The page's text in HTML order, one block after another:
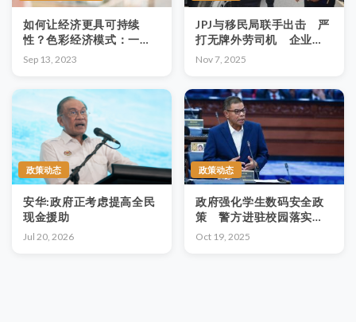
如何让经济更具可持续
性？色彩经济模式：一种
颜色、一种挑战，许地球
Sep 13, 2023
JPJ与移民局联手出击 严
打无牌外劳司机 企业应
重视安全与合规
Nov 7, 2025
政策动态
安华:政府正考虑提高全民
现金援助
Jul 20, 2026
政策动态
政府强化学生数码安全政
策 警方进驻校园落实教
育与防范
Oct 19, 2025